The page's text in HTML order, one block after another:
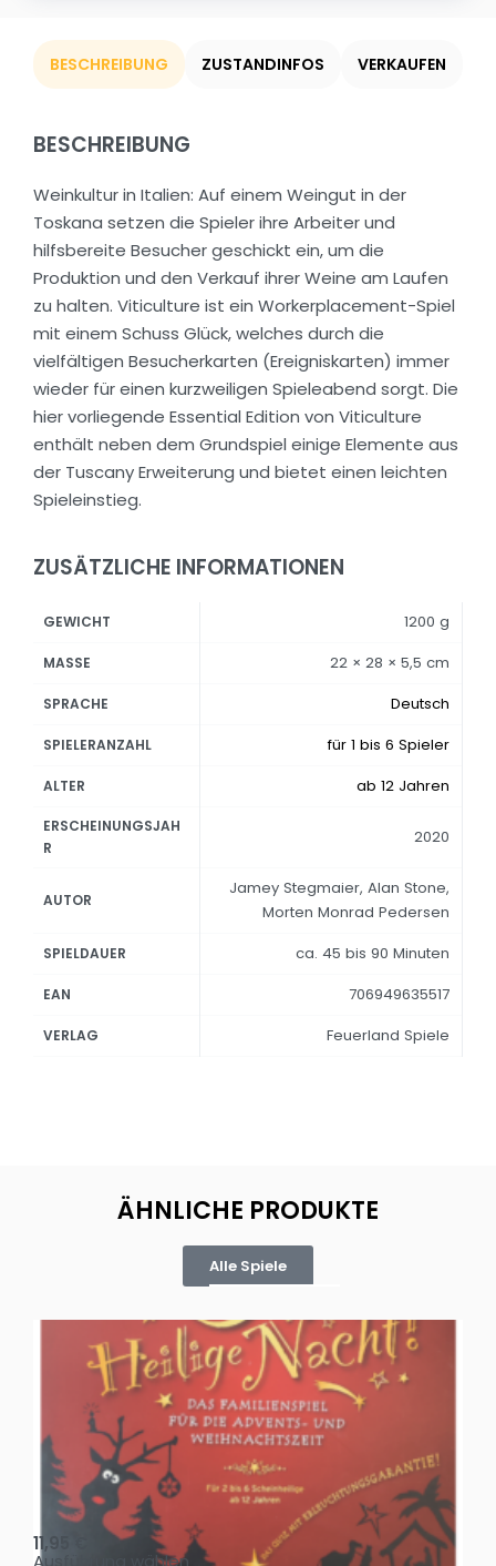
BESCHREIBUNG ZUSTANDINFOS VERKAUFEN
BESCHREIBUNG
Weinkultur in Italien: Auf einem Weingut in der
Toskana setzen die Spieler ihre Arbeiter und
hilfsbereite Besucher geschickt ein, um die
Produktion und den Verkauf ihrer Weine am Laufen
zu halten. Viticulture ist ein Workerplacement-Spiel
mit einem Schuss Glück, welches durch die
vielfältigen Besucherkarten (Ereigniskarten) immer
wieder für einen kurzweiligen Spieleabend sorgt. Die
hier vorliegende Essential Edition von Viticulture
enthält neben dem Grundspiel einige Elemente aus
der Tuscany Erweiterung und bietet einen leichten
Spieleinstieg.
ZUSÄTZLICHE INFORMATIONEN
GEWICHT 1200 g
MASSE 22 × 28 × 5,5 cm
SPRACHE Deutsch
SPIELERANZAHL für 1 bis 6 Spieler
ALTER ab 12 Jahren
ERSCHEINUNGSJAH
R
2020
AUTOR
Jamey Stegmaier, Alan Stone,
Morten Monrad Pedersen
SPIELDAUER ca. 45 bis 90 Minuten
EAN 706949635517
VERLAG Feuerland Spiele
ÄHNLICHE PRODUKTE
Alle Spiele
Oh, heilige Nacht!
11,95
Ausführung wählen